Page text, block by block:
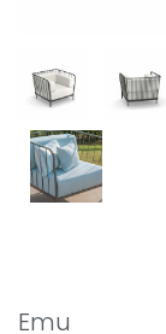
Emu